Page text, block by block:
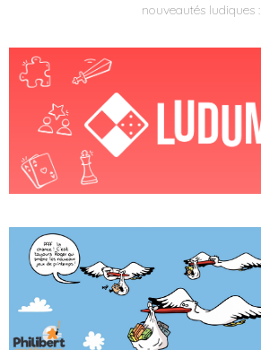
nouveautés ludiques :